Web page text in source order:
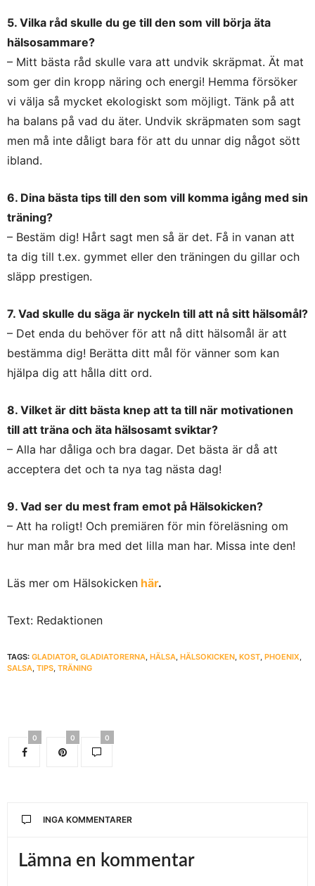
5. Vilka råd skulle du ge till den som vill börja äta
hälsosammare?
– Mitt bästa råd skulle vara att undvik skräpmat. Ät mat
som ger din kropp näring och energi! Hemma försöker
vi välja så mycket ekologiskt som möjligt. Tänk på att
ha balans på vad du äter. Undvik skräpmaten som sagt
men må inte dåligt bara för att du unnar dig något sött
ibland.
6. Dina bästa tips till den som vill komma igång med sin
träning?
– Bestäm dig! Hårt sagt men så är det. Få in vanan att
ta dig till t.ex. gymmet eller den träningen du gillar och
släpp prestigen.
7. Vad skulle du säga är nyckeln till att nå sitt hälsomål?
– Det enda du behöver för att nå ditt hälsomål är att
bestämma dig! Berätta ditt mål för vänner som kan
hjälpa dig att hålla ditt ord.
8. Vilket är ditt bästa knep att ta till när motivationen
till att träna och äta hälsosamt sviktar?
– Alla har dåliga och bra dagar. Det bästa är då att
acceptera det och ta nya tag nästa dag!
9. Vad ser du mest fram emot på Hälsokicken?
– Att ha roligt! Och premiären för min föreläsning om
hur man mår bra med det lilla man har. Missa inte den!
Läs mer om Hälsokicken här.
Text: Redaktionen
TAGS: GLADIATOR, GLADIATORERNA, HÄLSA, HÄLSOKICKEN, KOST, PHOENIX,
SALSA, TIPS, TRÄNING
0 0 0
INGA KOMMENTARER
Lämna en kommentar